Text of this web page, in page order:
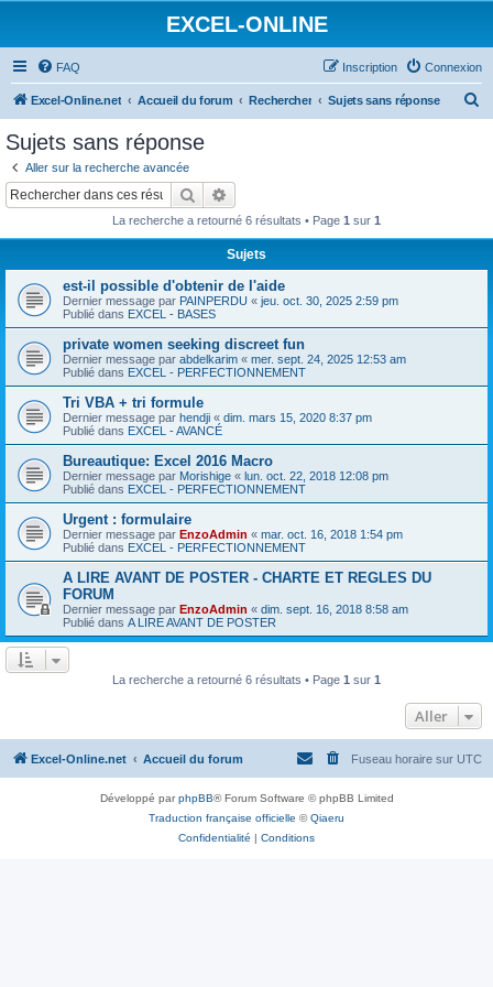
EXCEL-ONLINE
FAQ Connexion
Inscription
Excel-Online.net Accueil du forum Rechercher Sujets sans réponse
Sujets sans réponse
Aller sur la recherche avancée
Rechercher
La recherche a retourné 6 résultats • Page 1 sur 1
Sujets
est-il possible d'obtenir de l'aide
Dernier message par PAINPERDU « jeu. oct. 30, 2025 2:59 pm
Publié dans EXCEL - BASES
private women seeking discreet fun
Dernier message par abdelkarim « mer. sept. 24, 2025 12:53 am
Publié dans EXCEL - PERFECTIONNEMENT
Tri VBA + tri formule
Dernier message par hendji « dim. mars 15, 2020 8:37 pm
Publié dans EXCEL - AVANCÉ
Bureautique: Excel 2016 Macro
Dernier message par Morishige « lun. oct. 22, 2018 12:08 pm
Publié dans EXCEL - PERFECTIONNEMENT
Urgent : formulaire
Dernier message par EnzoAdmin « mar. oct. 16, 2018 1:54 pm
Publié dans EXCEL - PERFECTIONNEMENT
A LIRE AVANT DE POSTER - CHARTE ET REGLES DU
FORUM
Dernier message par EnzoAdmin « dim. sept. 16, 2018 8:58 am
Publié dans A LIRE AVANT DE POSTER
La recherche a retourné 6 résultats • Page 1 sur 1
Aller
Excel-Online.net Accueil du forum Fuseau horaire sur UTC
Développé parphpBB® Forum Software © phpBB Limited
Traduction française officielle ©Qiaeru
Confidentialité | Conditions